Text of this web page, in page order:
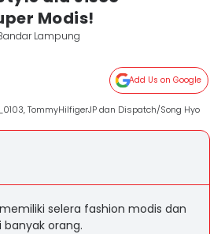
Modis!
Lampung
Add Us on Google
TommyHilfigerJP dan Dispatch/Song Hyo
memiliki selera fashion modis dan
banyak orang.